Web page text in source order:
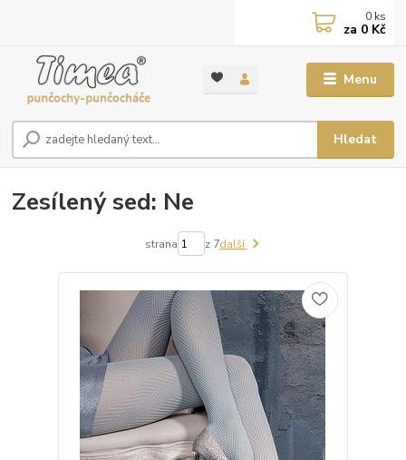
Menu
Hledat
0 ks
za 0 Kč
Zesílený sed: Ne
strana z 7další